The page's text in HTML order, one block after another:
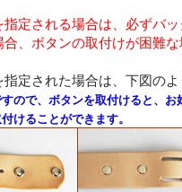
定される場合は、必ずバッ
合、ボタンの取付けが困難な
定された場合は、下図のよ
ので、ボタンを取付けると、お
けることができます。